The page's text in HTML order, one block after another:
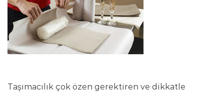
Taşımacılık çok özen gerektiren ve dikkatle